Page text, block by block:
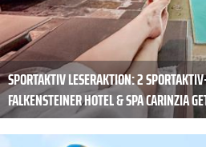
SPORTAKTIV LESERAKTION: 2
FALKENSTEINER HOTEL & SPA CARINZIA